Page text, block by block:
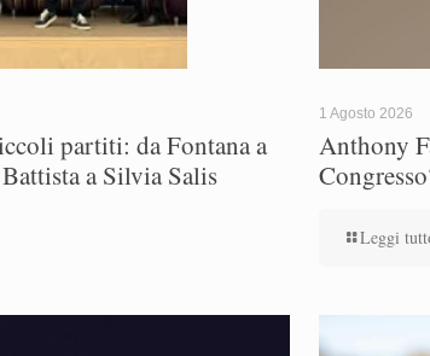
partiti: da Fontana a
a Silvia Salis
1 Agosto 2026
Anthony
Leggi